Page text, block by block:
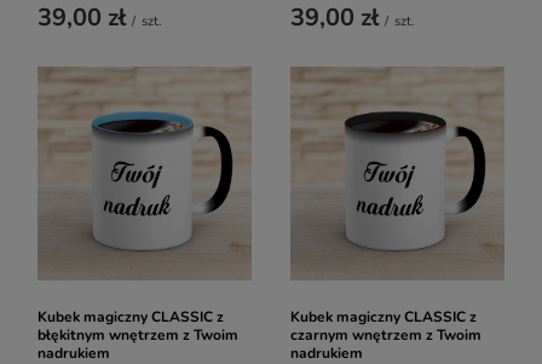
39,00 zł / szt. 39,00 zł / szt.
Kubek magiczny CLASSIC z
błękitnym wnętrzem z Twoim
nadrukiem
Kubek magiczny CLASSIC z
czarnym wnętrzem z Twoim
nadrukiem